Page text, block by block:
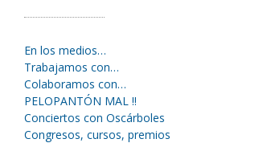
En los medios…
Trabajamos con…
Colaboramos con…
PELOPANTÓN MAL !!
Conciertos con Oscárboles
Congresos, cursos, premios